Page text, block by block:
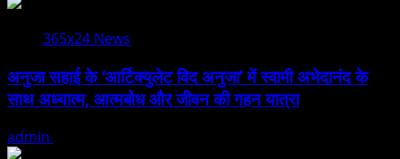
365x24 News
अनुजा सहाई के ‘आर्टिक्युलेट विद अनुजा’ में स्वामी अभेदानंद के
साथ अध्यात्म, आत्मबोध और जीवन की गहन यात्रा
admin